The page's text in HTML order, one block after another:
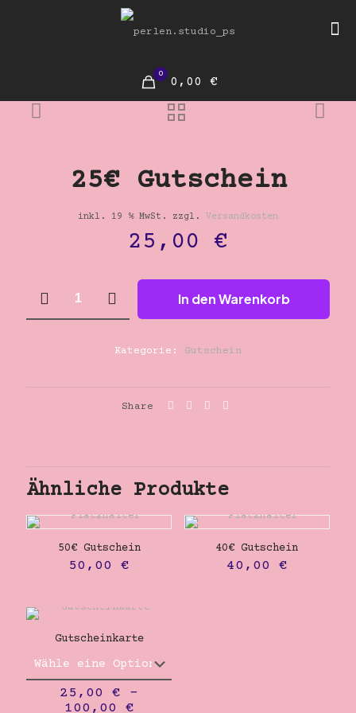
0
0,00 €
25€ Gutschein
inkl. 19 % MwSt. zzgl. Versandkosten
25,00 €
Gutschein
In den Warenkorb
Kategorie: Gutschein
Share
Ähnliche Produkte
50€ Gutschein
50,00€
40€ Gutschein
40,00 €
Gutscheinkarte
25,00€ –
100,00 €